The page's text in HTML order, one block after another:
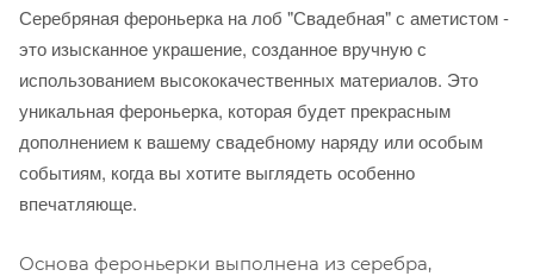
Серебряная фероньерка на лоб "Свадебная" с аметистом -
это изысканное украшение, созданное вручную с
использованием высококачественных материалов. Это
уникальная фероньерка, которая будет прекрасным
дополнением к вашему свадебному наряду или особым
событиям, когда вы хотите выглядеть особенно
впечатляюще.
Основа фероньерки выполнена из серебра,